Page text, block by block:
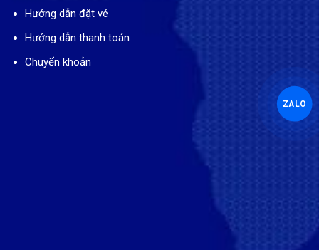
Hướng dẫn đặt vé
Hướng dẫn thanh toán
Chuyển khoản
ZALO